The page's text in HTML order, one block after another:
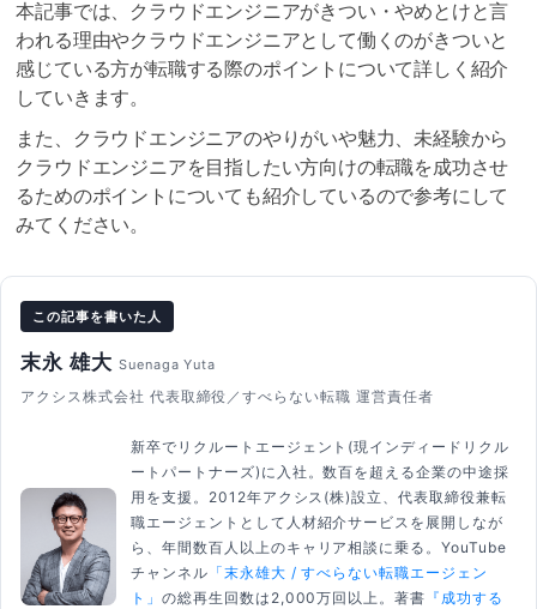
本記事では、クラウドエンジニアがきつい・やめとけと言
われる理由やクラウドエンジニアとして働くのがきついと
感じている方が転職する際のポイントについて詳しく紹介
していきます。
また、クラウドエンジニアのやりがいや魅力、未経験から
クラウドエンジニアを目指したい方向けの転職を成功させ
るためのポイントについても紹介しているので参考にして
みてください。
この記事を書いた人
末永 雄大 Suenaga Yuta
アクシス株式会社 代表取締役／すべらない転職 運営責任者
新卒でリクルートエージェント(現インディードリクル
ートパートナーズ)に入社。数百を超える企業の中途採
用を支援。2012年アクシス(株)設立、代表取締役兼転
職エージェントとして人材紹介サービスを展開しなが
ら、年間数百人以上のキャリア相談に乗る。YouTube
チャンネル 「末永雄大 / すべらない転職エージェン
ト」 の総再生回数は2,000万回以上。著書 『成功する